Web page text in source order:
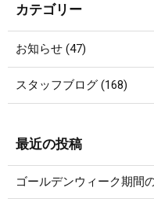
カテゴリー
お知らせ (47)
スタッフブログ (168)
最近の投稿
ゴールデンウィーク期間